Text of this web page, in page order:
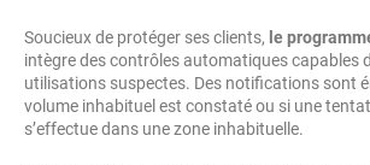
Soucieux de protéger ses clients, le
intègre des contrôles automatiques capables
utilisations suspectes. Des notifications sont
volume inhabituel est constaté ou si une
s’effectue dans une zone inhabituelle.